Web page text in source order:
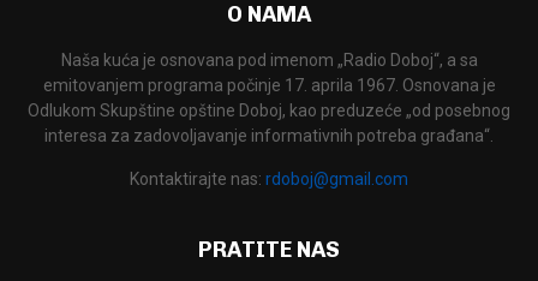
O NAMA
Naša kuća je osnovana pod imenom „Radio Doboj“, a sa
emitovanjem programa počinje 17. aprila 1967. Osnovana je
Odlukom Skupštine opštine Doboj, kao preduzeće „od posebnog
interesa za zadovoljavanje informativnih potreba građana“.
Kontaktirajte nas: rdoboj@gmail.com
PRATITE NAS